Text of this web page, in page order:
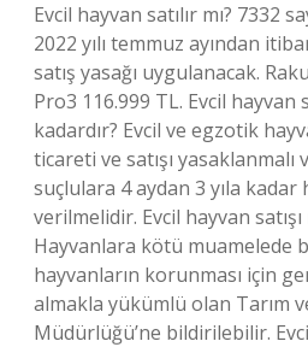
Evcil hayvan satılır mı? 7332
2022 yılı temmuz ayından
satış yasağı uygulanacak.
Pro3 116.999 TL. Evcil hayvan
kadardır? Evcil ve egzotik
ticareti ve satışı yasaklanmalı
suçlulara 4 aydan 3 yıla kadar
verilmelidir. Evcil hayvan
Hayvanlara kötü muamelede
hayvanların korunması için
almakla yükümlü olan Tarım
Müdürlüğü’ne bildirilebilir.